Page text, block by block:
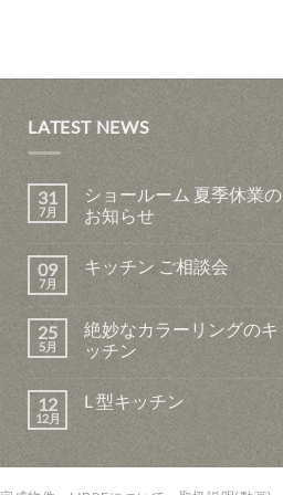
LATEST NEWS
31
7月
ショールーム 夏季休業の
お知らせ
09
7月
キッチン ご相談会
25
5月
絶妙なカラーリングのキ
ッチン
12
12月
L 型キッチン